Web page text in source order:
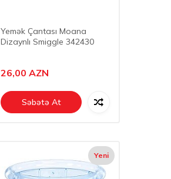
Yemək Çantası Moana
Dizaynlı Smiggle 342430
26,00 AZN
Səbətə At
Yeni